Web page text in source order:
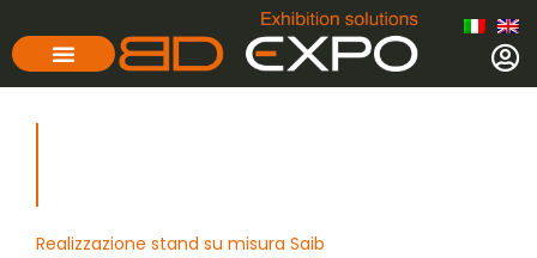
Realizzazione stand su misura Saib